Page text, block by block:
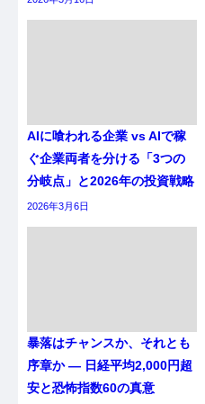
AIに喰われる企業 vs AIで稼
ぐ企業両者を分ける「3つの
分岐点」と2026年の投資戦略
2026年3月6日
暴落はチャンスか、それとも
序章か ― 日経平均2,000円超
安と恐怖指数60の真意